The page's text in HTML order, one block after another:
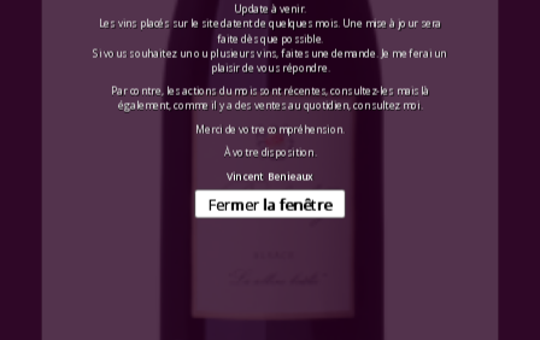
Update à venir.
Les vins placés sur le site datent de quelques mois. Une mise à jour sera
faite dès que possible.
Si vous souhaitez un ou plusieurs vins, faites une demande. Je me ferai un
plaisir de vous répondre.
Par contre, les actions du mois sont récentes, consultez-les mais là
également, comme il y a des ventes au quotidien, consultez moi.
Merci de votre compréhension.
À votre disposition.
Vincent Benieaux
Fermer la fenêtre